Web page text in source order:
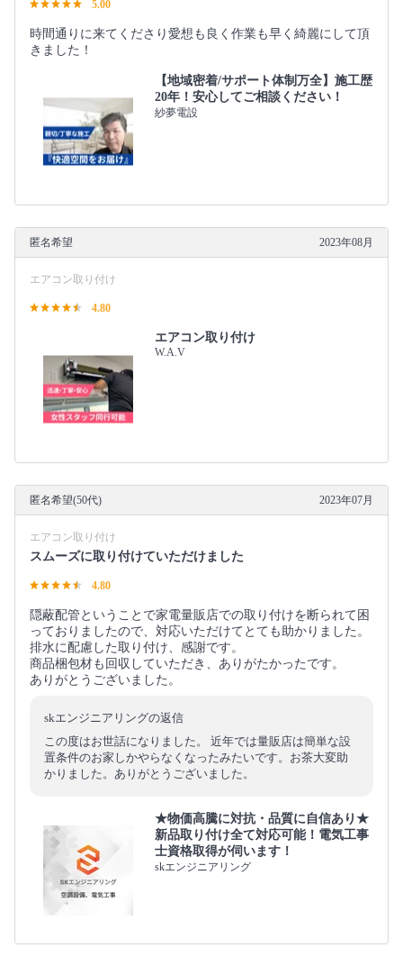
5.00
時間通りに来てくださり愛想も良く作業も早く綺麗にして頂
きました！
【地域密着/サポート体制万全】施工歴
20年！安心してご相談ください！
紗夢電設
匿名希望 2023年08月
エアコン取り付け
4.80
エアコン取り付け
W.A.V
匿名希望(50代) 2023年07月
エアコン取り付け
スムーズに取り付けていただけました
4.80
隠蔽配管ということで家電量販店での取り付けを断られて困
っておりましたので、対応いただけてとても助かりました。
排水に配慮した取り付け、感謝です。
商品梱包材も回収していただき、ありがたかったです。
ありがとうございました。
skエンジニアリングの返信
この度はお世話になりました。 近年では量販店は簡単な設
置条件のお家しかやらなくなったみたいです。お茶大変助
かりました。ありがとうございました。
★物価高騰に対抗・品質に自信あり★
新品取り付け全て対応可能！電気工事
士資格取得が伺います！
skエンジニアリング